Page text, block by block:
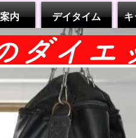
内 デイタイム キ
ダイエ